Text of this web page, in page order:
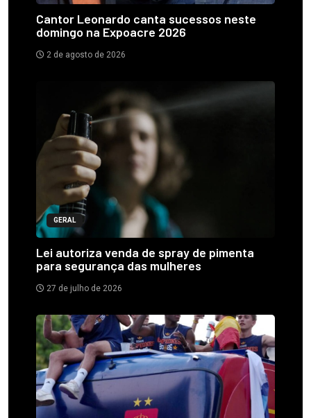
Cantor Leonardo canta sucessos neste
domingo na Expoacre 2026
2 de agosto de 2026
GERAL
Lei autoriza venda de spray de pimenta
para segurança das mulheres
27 de julho de 2026